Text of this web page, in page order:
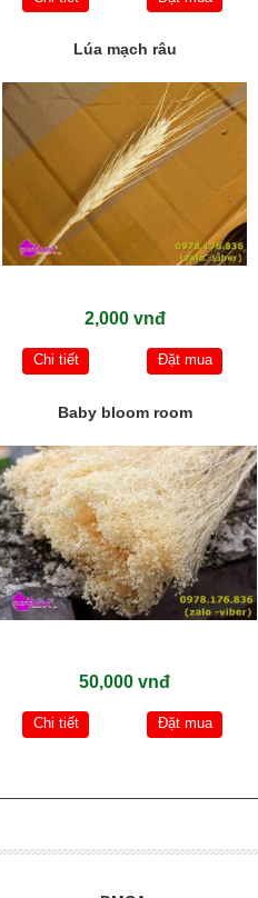
Lúa mạch râu
2,000 vnđ
Chi tiết Đặt mua
Baby bloom room
50,000 vnđ
Chi tiết Đặt mua